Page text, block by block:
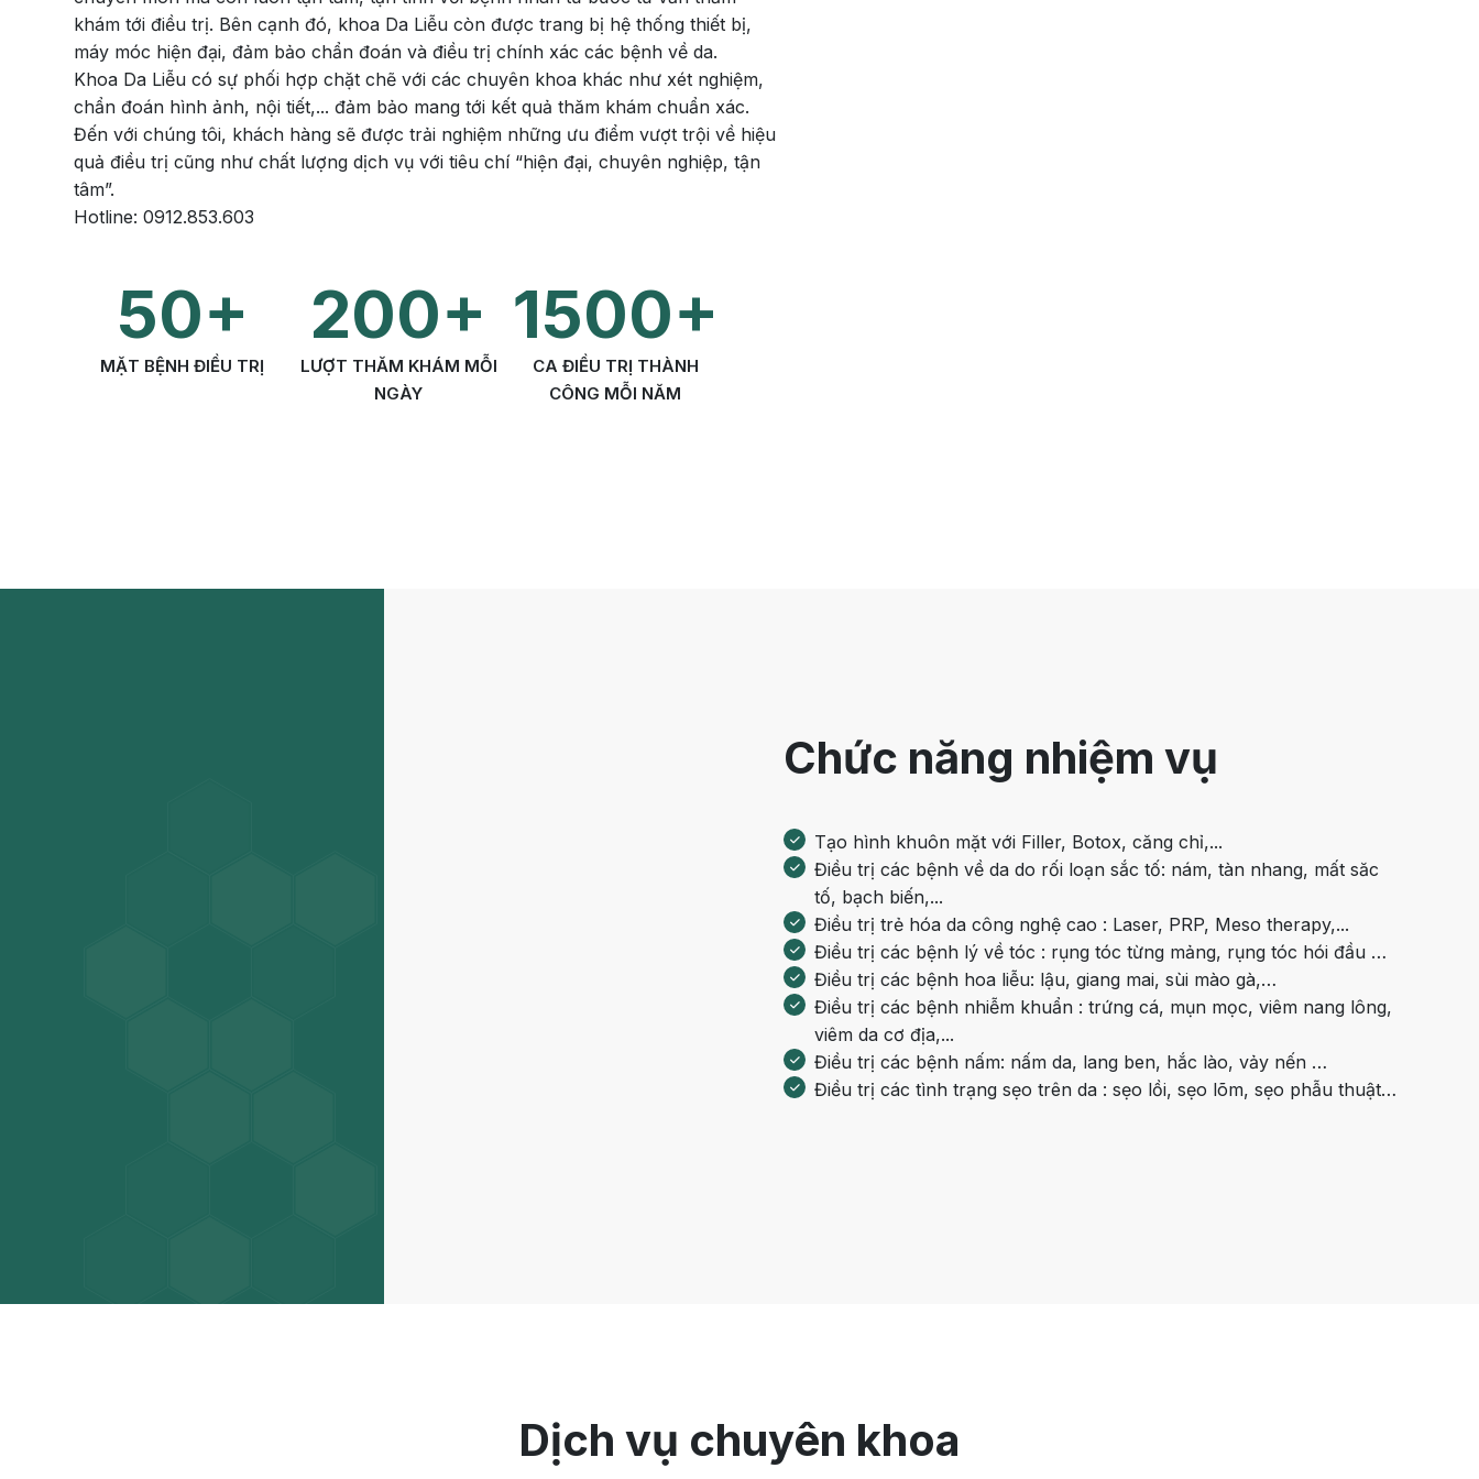
Bệnh học Ung bướu Bệnh học Tim mạch
Thẩm mỹ
Tiêu hóa - Gan - Mật
Nội Tiết
Cấp cứu - Hồi sức tích
Ung bướu
Thận - Tiết niệu
Vật lý trị liệu - Phục hồi
Tim mạch
Ngoại khoa
Tâm lý và sức khỏe tâm
khám tới điều trị. Bên cạnh đó, khoa Da Liễu còn được trang bị hệ thống thiết bị,
máy móc hiện đại, đảm bảo chẩn đoán và điều trị chính xác các bệnh về da.
Khoa Da Liễu có sự phối hợp chặt chẽ với các chuyên khoa khác như xét nghiệm,
chẩn đoán hình ảnh, nội tiết,... đảm bảo mang tới kết quả thăm khám chuẩn xác.
Đến với chúng tôi, khách hàng sẽ được trải nghiệm những ưu điểm vượt trội về hiệu
quả điều trị cũng như chất lượng dịch vụ với tiêu chí “hiện đại, chuyên nghiệp, tận
tâm”.
Hotline: 0912.853.603
50+
MẶT BỆNH ĐIỀU TRỊ
200+
LƯỢT THĂM KHÁM MỖI
NGÀY
1500+
CA ĐIỀU TRỊ THÀNH
CÔNG MỖI NĂM
Chức năng nhiệm vụ
Tạo hình khuôn mặt với Filler, Botox, căng chỉ,...
Điều trị các bệnh về da do rối loạn sắc tố: nám, tàn nhang, mất săc
tố, bạch biến,...
Điều trị trẻ hóa da công nghệ cao : Laser, PRP, Meso therapy,...
Điều trị các bệnh lý về tóc : rụng tóc từng mảng, rụng tóc hói đầu …
Điều trị các bệnh hoa liễu: lậu, giang mai, sùi mào gà,…
Điều trị các bệnh nhiễm khuẩn : trứng cá, mụn mọc, viêm nang lông,
viêm da cơ địa,...
Điều trị các bệnh nấm: nấm da, lang ben, hắc lào, vảy nến …
Điều trị các tình trạng sẹo trên da : sẹo lồi, sẹo lõm, sẹo phẫu thuật…
Dịch vụ chuyên khoa